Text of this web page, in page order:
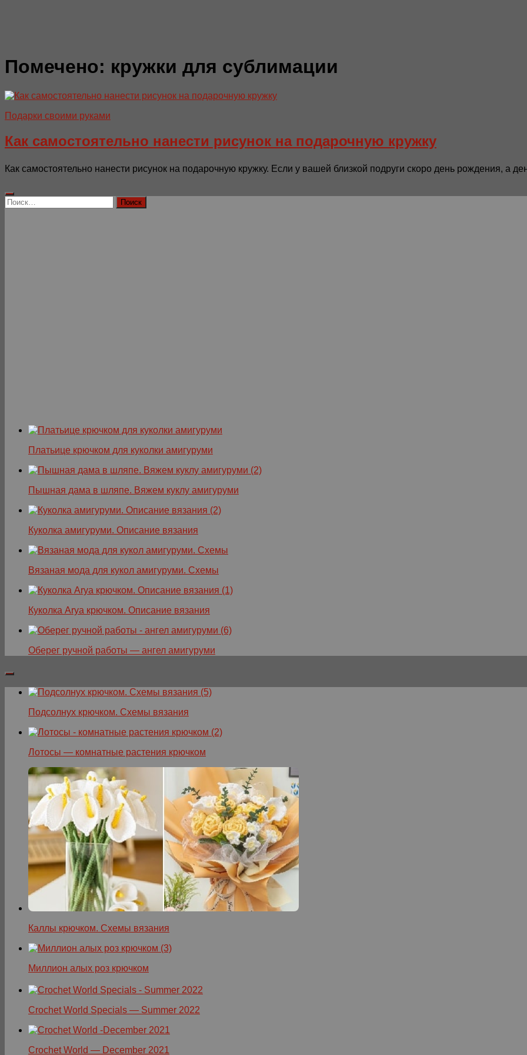
Помечено: кружки для сублимации
Подарки своими руками
Как самостоятельно нанести рисунок на подарочную кружку
Как самостоятельно нанести рисунок на подарочную кружку. Если у вашей близкой подруги скоро день рождения, а
Найти:
Платьице крючком для куколки амигуруми
Пышная дама в шляпе. Вяжем куклу амигуруми
Куколка амигуруми. Описание вязания
Вязаная мода для кукол амигуруми. Схемы
Куколка Arya крючком. Описание вязания
Оберег ручной работы — ангел амигуруми
Подсолнух крючком. Схемы вязания
Лотосы — комнатные растения крючком
Каллы крючком. Схемы вязания
Миллион алых роз крючком
Crochet World Specials — Summer 2022
Crochet World — December 2021